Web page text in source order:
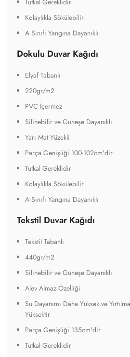
Tutkal Gereklidir
Kolaylıkla Sökülebilir
A Sınıfı Yangına Dayanıklı
Dokulu Duvar Kağıdı
Elyaf Tabanlı
220gr/m2
PVC İçermez
Silinebilir ve Güneşe Dayanıklı
Yarı Mat Yüzekli
Parça Genişliği 100-102cm'dir
Tutkal Gereklidir
Kolaylıkla Sökülebilir
A Sınıfı Yangına Dayanıklı
Tekstil Duvar Kağıdı
Tekstil Tabanlı
440gr/m2
Silinebilir ve Güneşe Dayanıklı
Alev Almaz Özelliği
Su Dayanımı Daha Yüksek ve
Yüksektir
Parça Genişliği 135cm'dir
Tutkal Gereklidir